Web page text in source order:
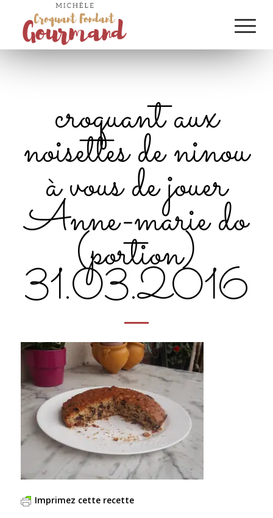
croquant aux
noisettes de ninou
à vous de jouer
Anne-marie do
(portion)
31.03.2016
Imprimez cette recette